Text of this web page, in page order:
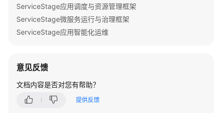
入
门
指
南
使
ServiceStage应用调度与资源管理框架
ServiceStage微服务运行与治理框架
ServiceStage应用智能化运维
意见反馈
文档内容是否对您有帮助？
提供反馈